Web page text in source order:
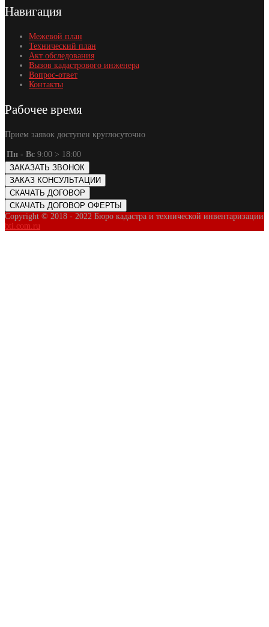
Навигация
Межевой план
Технический план
Акт обследования
Вызов кадастрового инженера
Вопрос-ответ
Контакты
Рабочее время
Прием заявок доступен круглосуточно
Пн - Вс 9:00 > 18:00
ЗАКАЗАТЬ ЗВОНОК
ЗАКАЗ КОНСУЛЬТАЦИИ
СКАЧАТЬ ДОГОВОР
СКАЧАТЬ ДОГОВОР ОФЕРТЫ
Copyright © 2018 - 2022 Бюро кадастра и технической инвентаризации
bti.com.ru